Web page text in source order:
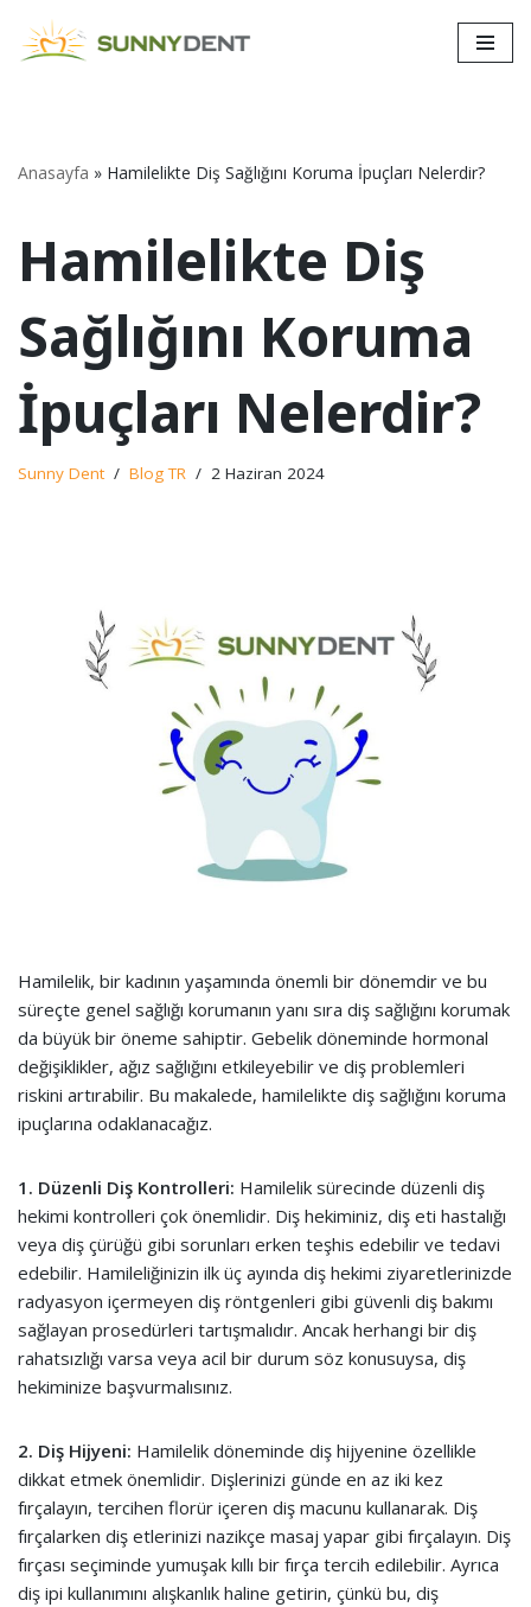
İçeriğe
Anasayfa » Hamilelikte Diş Sağlığını Koruma İpuçları Nelerdir?
Hamilelikte Diş
Sağlığını Koruma
İpuçları Nelerdir?
Sunny Dent Blog TR 2 Haziran 2024
Hamilelik, bir kadının yaşamında önemli bir dönemdir ve bu
süreçte genel sağlığı korumanın yanı sıra diş sağlığını korumak
da büyük bir öneme sahiptir. Gebelik döneminde hormonal
değişiklikler, ağız sağlığını etkileyebilir ve diş problemleri
riskini artırabilir. Bu makalede, hamilelikte diş sağlığını koruma
ipuçlarına odaklanacağız.
1. Düzenli Diş Kontrolleri: Hamilelik sürecinde düzenli diş
hekimi kontrolleri çok önemlidir. Diş hekiminiz, diş eti hastalığı
veya diş çürüğü gibi sorunları erken teşhis edebilir ve tedavi
edebilir. Hamileliğinizin ilk üç ayında diş hekimi ziyaretlerinizde
radyasyon içermeyen diş röntgenleri gibi güvenli diş bakımı
sağlayan prosedürleri tartışmalıdır. Ancak herhangi bir diş
rahatsızlığı varsa veya acil bir durum söz konusuysa, diş
hekiminize başvurmalısınız.
2. Diş Hijyeni: Hamilelik döneminde diş hijyenine özellikle
dikkat etmek önemlidir. Dişlerinizi günde en az iki kez
fırçalayın, tercihen florür içeren diş macunu kullanarak. Diş
fırçalarken diş etlerinizi nazikçe masaj yapar gibi fırçalayın. Diş
fırçası seçiminde yumuşak kıllı bir fırça tercih edilebilir. Ayrıca
diş ipi kullanımını alışkanlık haline getirin, çünkü bu, diş